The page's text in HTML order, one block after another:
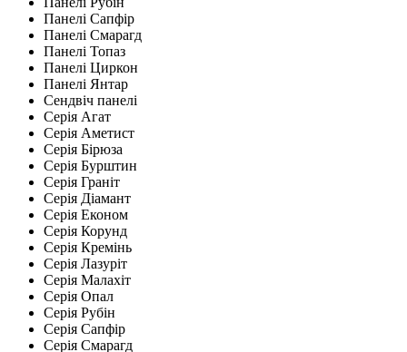
Панелі Сапфір
Панелі Смарагд
Панелі Топаз
Панелі Циркон
Панелі Янтар
Сендвіч панелі
Серія Агат
Серія Аметист
Серія Бірюза
Серія Бурштин
Серія Граніт
Серія Діамант
Серія Економ
Серія Корунд
Серія Кремінь
Серія Лазуріт
Серія Малахіт
Серія Опал
Серія Рубін
Серія Сапфір
Серія Смарагд